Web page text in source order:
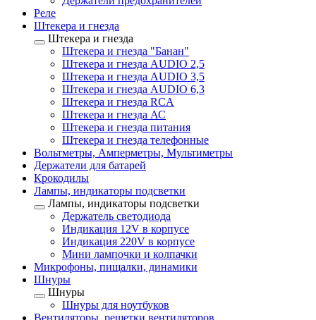
Реле
Штекера и гнезда
Штекера и гнезда
Штекера и гнезда "Банан"
Штекера и гнезда AUDIO 2,5
Штекера и гнезда AUDIO 3,5
Штекера и гнезда AUDIO 6,3
Штекера и гнезда RCA
Штекера и гнезда АС
Штекера и гнезда питания
Штекера и гнезда телефонные
Вольтметры, Амперметры, Мультиметры
Держатели для батарей
Крокодилы
Лампы, индикаторы подсветки
Лампы, индикаторы подсветки
Держатель светодиода
Индикация 12V в корпусе
Индикация 220V в корпусе
Мини лампочки и колпачки
Микрофоны, пищалки, динамики
Шнуры
Шнуры
Шнуры для ноутбуков
Вентиляторы, решетки вентиляторов